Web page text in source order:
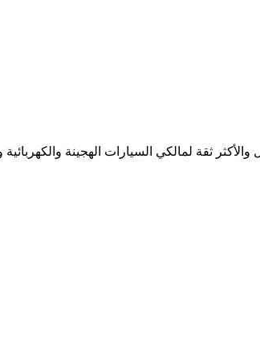
ثقة لمالكي السيارات الهجينة والكهربائية